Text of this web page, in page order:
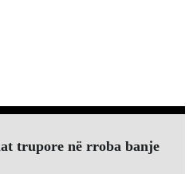
trupore në rroba banje